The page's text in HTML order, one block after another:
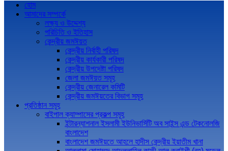
হোম
আমাদের সম্পর্কে
লক্ষ্য ও উদ্দেশ্য
পরিচিতি ও ইতিহাস
কেন্দ্রীয় জমঈয়ত
কেন্দ্রীয় নির্বাহী পরিষদ
কেন্দ্রীয় কার্যকারী পরিষদ
কেন্দ্রীয় উপদেষ্টা পরিষদ
জেলা জমঈয়ত সমূহ
কেন্দ্রীয় জেনারেল কমিটি
কেন্দ্রীয় জমঈয়তের বিভাগ সমূহ
প্রতিষ্ঠান সমূহ
বাইপাল ক্যাম্পাসের প্রকল্প সমূহ
ইন্টারন্যাশনাল ইসলামী ইউনিভার্সিটি অব সাইন্স এন্ড টেকনোলজি
বাংলাদেশ
বাংলাদেশ জমঈয়তে আহলে হাদীস কেন্দ্রীয় ইয়াতীম খানা